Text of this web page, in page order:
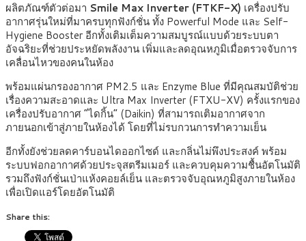
ผลิตภัณฑ์ตัวต่อมา Smile Max Inverter (FTKF-X) เครื่องปรับ
อากาศรุ่นใหม่ที่มาครบทุกฟังก์ชั่น ทั้ง Powerful Mode และ Self-
Hygiene Booster อีกทั้งเติมเต็มความสมบูรณ์แบบด้วยระบบตา
อัจฉริยะที่ช่วยประหยัดพลังงาน เพิ่มและลดอุณหภูมิเมื่อตรวจจับการ
เคลื่อนไหวของคนในห้อง
พร้อมแผ่นกรองอากาศ PM2.5 และ Enzyme Blue ที่มีคุณสมบัติช่วย
เรื่องความสะอาดและ Ultra Max Inverter (FTXU-XV) ครั้งแรกของ
เครื่องปรับอากาศ “ไดกิ้น” (Daikin) ที่สามารถเติมอากาศจาก
ภายนอกเข้าสู่ภายในห้องได้ โดยที่ไม่รบกวนการทำความเย็น
อีกทั้งยังช่วยลดคาร์บอนไดออกไซด์ และกลิ่นไม่พึงประสงค์ พร้อม
ระบบฟอกอากาศด้วยประจุสตรีมเมอร์ และควบคุมความชื้นอัตโนมัติ
รวมถึงฟังก์ชั่นเป่าแห้งคอยล์เย็น และตรวจจับอุณหภูมิสูงภายในห้อง
เพื่อเปิดแอร์โดยอัตโนมัติ
Share this: